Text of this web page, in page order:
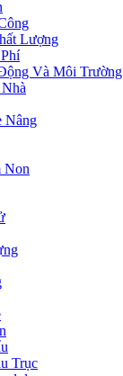
Lượng
Và Môi Trường
Nâng
Non
Trục